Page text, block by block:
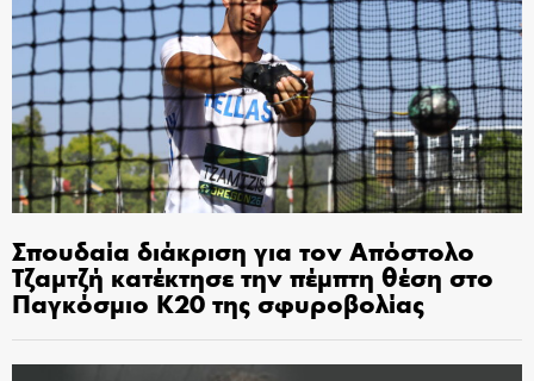
Σπουδαία διάκριση για τον Απόστολο
Τζαμτζή κατέκτησε την πέμπτη θέση στο
Παγκόσμιο Κ20 της σφυροβολίας